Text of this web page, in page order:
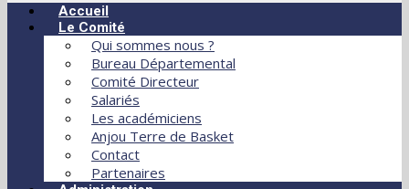
Accueil
Le Comité
Qui sommes nous ?
Bureau Départemental
Comité Directeur
Salariés
Les académiciens
Anjou Terre de Basket
Contact
Partenaires